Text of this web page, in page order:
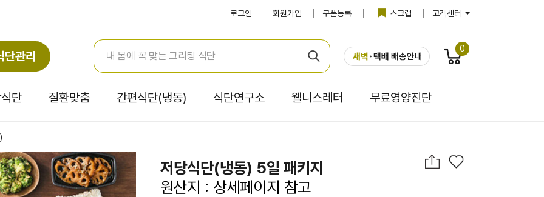
로그인 회원가입 쿠폰등록 스크랩 고객센터
단관리
0
단 질환맞춤 간편식단(냉동) 식단연구소 웰니스레터 무료영양진단
저당식단(냉동) 5일 패키지
원산지 : 상세페이지 참고